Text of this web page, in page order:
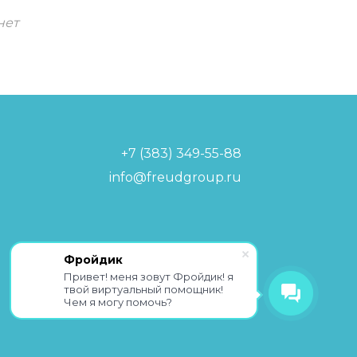
Фройдик
Привет! меня зовут Фройдик! я
твой виртуальный помощник!
Чем я могу помочь?
+7 (383) 349-55-88
info@freudgroup.ru
персональных данных